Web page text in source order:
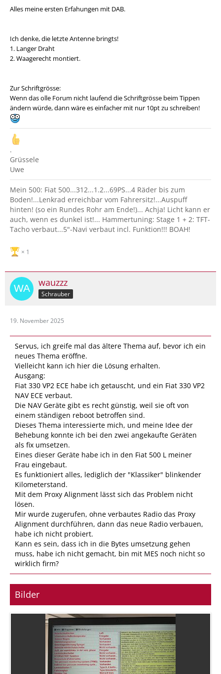
Alles meine ersten Erfahungen mit DAB.
Ich denke, die letzte Antenne bringts!
1. Langer Draht
2. Waagerecht montiert.
Zur Schriftgrösse:
Wenn das olle Forum nicht laufend die Schriftgrösse beim Tippen
ändern würde, dann wäre es einfacher mit nur 10pt zu schreiben!
.
Grüssele
Uwe
Mein 500: Fiat 500...312...1.2...69PS...4 Räder bis zum
Boden!...Lenkrad erreichbar vom Fahrersitz!...Auspuff
hinten! (so ein Rundes Rohr am Ende!)... Achja! Licht kann er
auch, wenn es dunkel ist!... Hammertuning: Stage 1 + 2: TFT-
Tacho verbaut...5"-Navi verbaut incl. Funktion!!! BOAH!
1
wauzzz
Schrauber
19. November 2025
Servus, ich greife mal das ältere Thema auf, bevor ich ein
neues Thema eröffne.
Vielleicht kann ich hier die Lösung erhalten.
Ausgang:
Fiat 330 VP2 ECE habe ich getauscht, und ein Fiat 330 VP2
NAV ECE verbaut.
Die NAV Geräte gibt es recht günstig, weil sie oft von
einem ständigen reboot betroffen sind.
Dieses Thema interessierte mich, und meine Idee der
Behebung konnte ich bei den zwei angekaufte Geräten
als fix umsetzen.
Eines dieser Geräte habe ich in den Fiat 500 L meiner
Frau eingebaut.
Es funktioniert alles, lediglich der "Klassiker" blinkender
Kilometerstand.
Mit dem Proxy Alignment lässt sich das Problem nicht
lösen.
Mir wurde zugerufen, ohne verbautes Radio das Proxy
Alignment durchführen, dann das neue Radio verbauen,
habe ich nicht probiert.
Kann es sein, dass ich in die Bytes umsetzung gehen
muss, habe ich nicht gemacht, bin mit MES noch nicht so
wirklich firm?
Bilder